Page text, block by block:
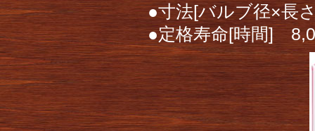
●寸法[バルブ径×長
●定格寿命[時間]